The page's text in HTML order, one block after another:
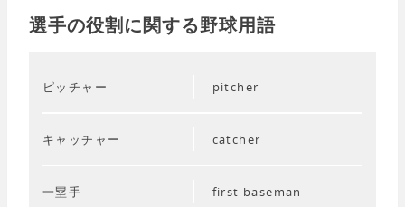
選手の役割に関する野球用語
ピッチャー pitcher
キャッチャー catcher
一塁手 first baseman